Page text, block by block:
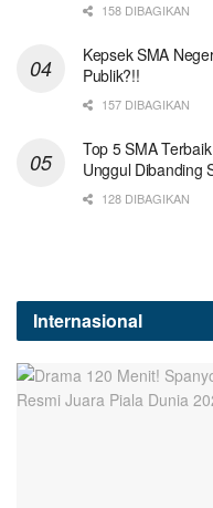
158 DIBAGIKAN
Kepsek SMA
Publik?!!
157 DIBAGIKAN
Top 5 SMA
Unggul Dibanding
128 DIBAGIKAN
Internasional